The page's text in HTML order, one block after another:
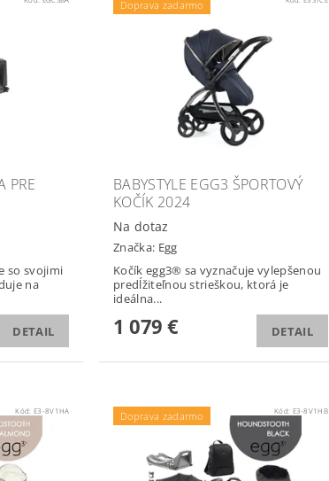
PRE
so svojimi
na
DETAIL
Doprava zadarmo
BABYSTYLE EGG3 ŠPORTOVÝ
KOČÍK 2024
Na dotaz
Značka: Egg
Kočík egg3® sa vyznačuje vylepšenou
predĺžiteľnou strieškou, ktorá je
ideálna...
1 079 € DETAIL
Kód: E3-8V1HA Doprava zadarmo Kód: E3-8V1HB